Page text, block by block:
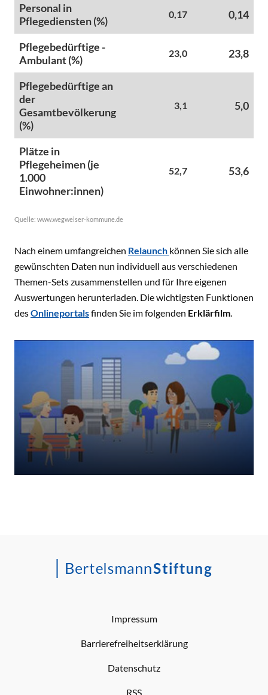
Nach einem umfangreichen Relaunch können Sie sich alle
gewünschten Daten nun individuell aus verschiedenen
Themen-Sets zusammenstellen und für Ihre eigenen
Auswertungen herunterladen. Die wichtigsten Funktionen
desOnlineportalsfinden Sie im folgenden Erklärfilm.
Impressum
Barrierefreiheitserklärung
Datenschutz
RSS